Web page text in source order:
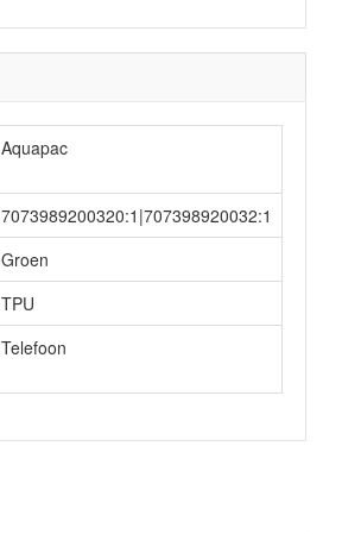
Aquapac
7073989200320:1|707398920032:1
Groen
TPU
Telefoon